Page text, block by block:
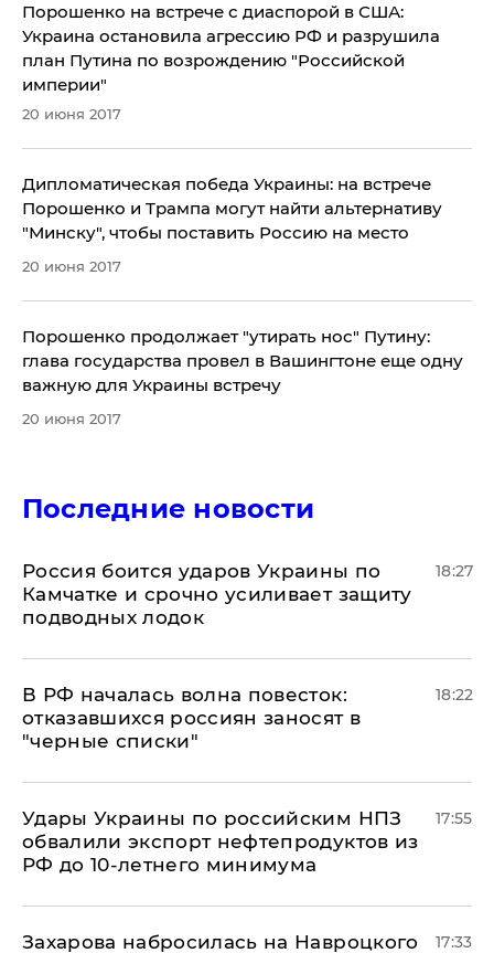
Порошенко на встрече с диаспорой в США:
Украина остановила агрессию РФ и разрушила
план Путина по возрождению "Российской
империи"
20 июня 2017
Дипломатическая победа Украины: на встрече
Порошенко и Трампа могут найти альтернативу
"Минску", чтобы поставить Россию на место
20 июня 2017
Порошенко продолжает "утирать нос" Путину:
глава государства провел в Вашингтоне еще одну
важную для Украины встречу
20 июня 2017
Последние новости
Россия боится ударов Украины по
Камчатке и срочно усиливает защиту
подводных лодок
18:27
​В РФ началась волна повесток:
отказавшихся россиян заносят в
"черные списки"
18:22
Удары Украины по российским НПЗ
обвалили экспорт нефтепродуктов из
РФ до 10-летнего минимума
17:55
​Захарова набросилась на Навроцкого 17:33